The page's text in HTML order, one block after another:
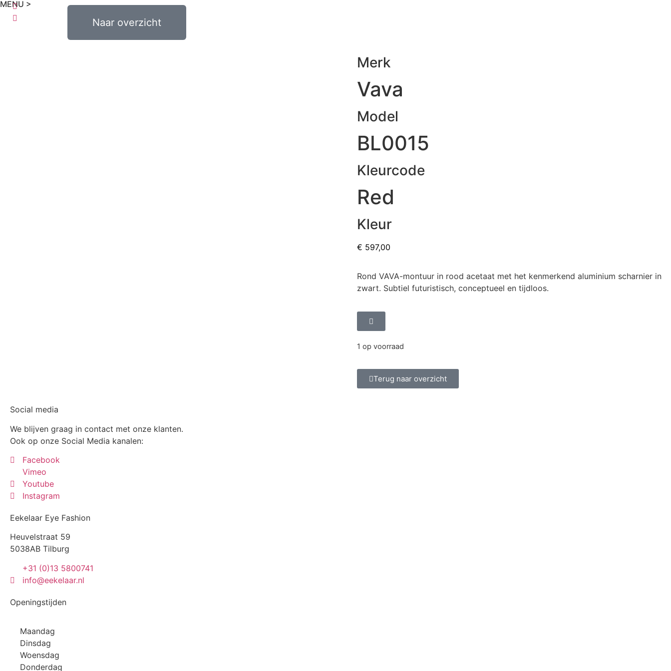
MENU >
Naar overzicht
0,00 0
Merk
Vava
Model
BL0015
Kleurcode
Red
Kleur
€ 597,00
Rond VAVA-montuur in rood acetaat met het kenmerkend aluminium scharnier in
zwart. Subtiel futuristisch, conceptueel en tijdloos.
1 op voorraad
Terug naar overzicht
Social media
We blijven graag in contact met onze klanten.
Ook op onze Social Media kanalen:
Facebook
Vimeo
Youtube
Instagram
Eekelaar Eye Fashion
Heuvelstraat 59
5038AB Tilburg
+31 (0)13 5800741
info@eekelaar.nl
Openingstijden
Maandag
Dinsdag
Woensdag
Donderdag